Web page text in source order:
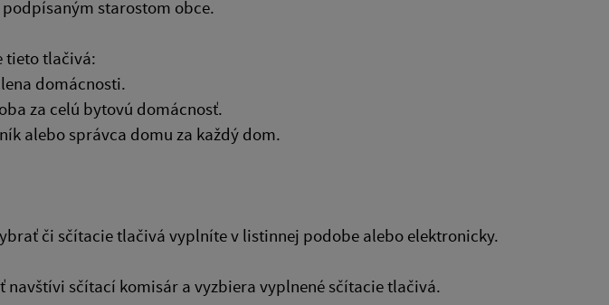
starostom obce.
tieto tlačivá:
domácnosti.
za celú bytovú domácnosť.
alebo správca domu za každý dom.
či sčítacie tlačivá vyplníte v listinnej podobe alebo elektronicky.
navštívi sčítací komisár a vyzbiera vyplnené sčítacie tlačivá.